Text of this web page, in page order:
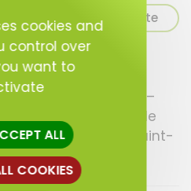
Lire la suite
d’expulsion locative–
d’autorisation de
routier de Saint-
cookies and
control over
want to
ALL
COOKIES